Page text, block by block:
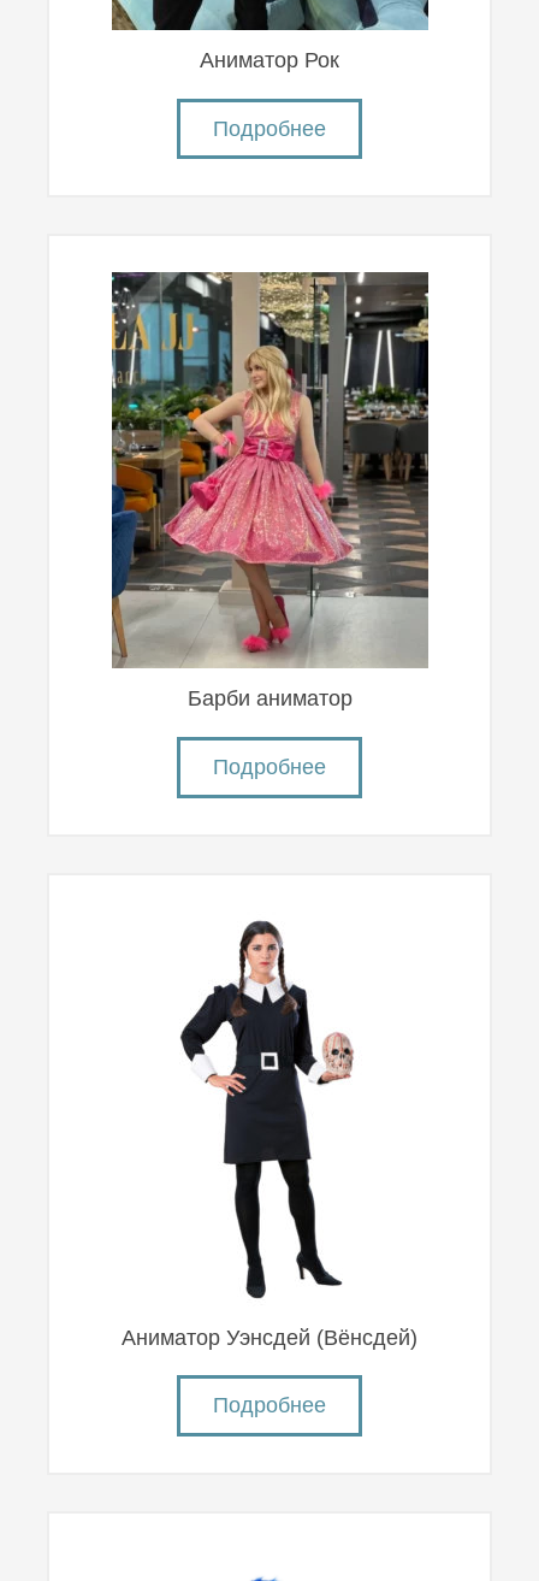
Аниматор Рок
Подробнее
Барби аниматор
Подробнее
Аниматор Уэнсдей (Вëнсдей)
Подробнее